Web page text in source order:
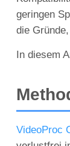
geringen
die
In diesem
VideoProc